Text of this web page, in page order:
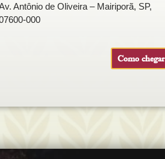
Antônio de Oliveira – Mairiporã, SP,
000
Como chegar